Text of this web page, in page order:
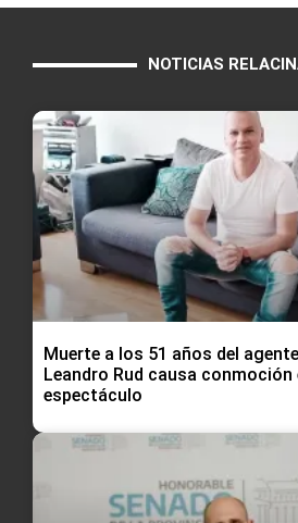
NOTICIAS
Muerte a los 51 años del
Leandro Rud causa conmoción
espectáculo